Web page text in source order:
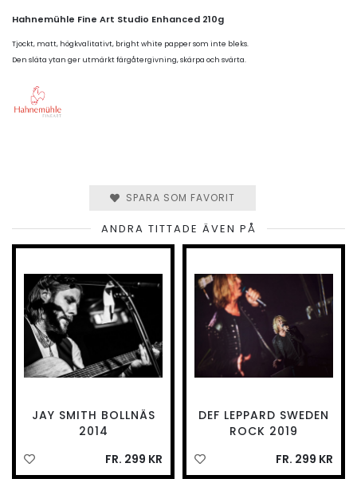
Hahnemühle Fine Art Studio Enhanced 210g
Tjockt, matt, högkvalitativt, bright white papper som inte bleks.
Den släta ytan ger utmärkt färgåtergivning, skärpa och svärta.
SPARA SOM FAVORIT
ANDRA TITTADE ÄVEN PÅ
JAY SMITH BOLLNÄS
2014
FR. 299 KR
DEF LEPPARD SWEDEN
ROCK 2019
FR. 299 KR